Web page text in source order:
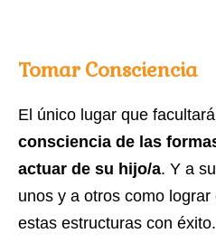
Tomar Consciencia
El único lugar que
consciencia de las
actuar de su hijo/a. Y a
unos y a otros como
estas estructuras con éxito.